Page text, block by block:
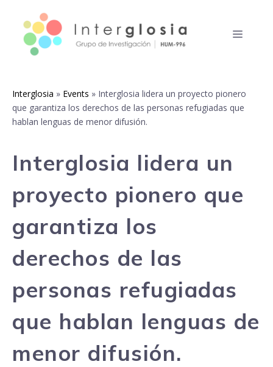
content
MENU
Interglosia » Events » Interglosia lidera un proyecto pionero
que garantiza los derechos de las personas refugiadas que
hablan lenguas de menor difusión.
Interglosia lidera un
proyecto pionero que
garantiza los
derechos de las
personas refugiadas
que hablan lenguas de
menor difusión.